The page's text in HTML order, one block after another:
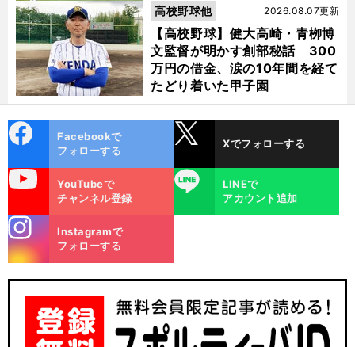
【高校野球】健大高崎・青栁博
文監督が明かす創部秘話 300
万円の借金、涙の10年間を経て
たどり着いた甲子園
2026.08.07更新
高校野球他
ok
Facebookで
フォローする
Xでフォローする
YouTubeで
チャンネル登録
LINE
LINEで
アカウント追加
m
Instagramで
フォローする